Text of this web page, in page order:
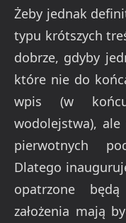
Żeby jednak
typu krótszych
dobrze, gdyby
które nie do
wpis (w
wodolejstwa), ale
pierwotnych
Dlatego
opatrzone
założenia mają